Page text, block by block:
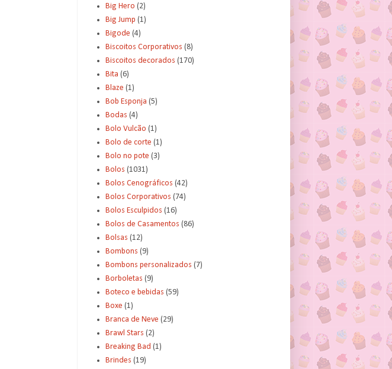
Big Hero (2)
Big Jump (1)
Bigode (4)
Biscoitos Corporativos (8)
Biscoitos decorados (170)
Bita (6)
Blaze (1)
Bob Esponja (5)
Bodas (4)
Bolo Vulcão (1)
Bolo de corte (1)
Bolo no pote (3)
Bolos (1031)
Bolos Cenográficos (42)
Bolos Corporativos (74)
Bolos Esculpidos (16)
Bolos de Casamentos (86)
Bolsas (12)
Bombons (9)
Bombons personalizados (7)
Borboletas (9)
Boteco e bebidas (59)
Boxe (1)
Branca de Neve (29)
Brawl Stars (2)
Breaking Bad (1)
Brindes (19)